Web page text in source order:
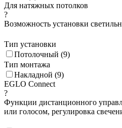
Для натяжных потолков
?
Возможность установки
Тип установки
Потолочный (9)
Тип монтажа
Накладной (9)
EGLO Connect
?
Функции дистанционного
или голосом, регулировка